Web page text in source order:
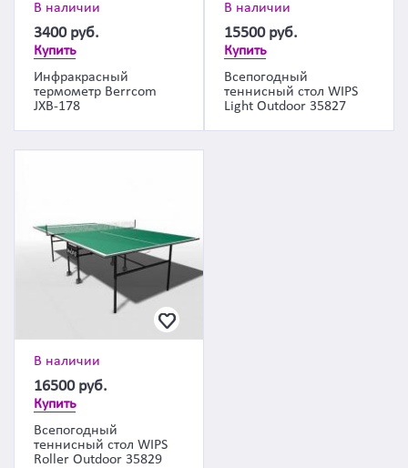
В наличии
3400 руб.
Купить
Инфракрасный
термометр Berrcom
JXB-178
В наличии
15500 руб.
Купить
Всепогодный
теннисный стол WIPS
Light Outdoor 35827
В наличии
16500 руб.
Купить
Всепогодный
теннисный стол WIPS
Roller Outdoor 35829